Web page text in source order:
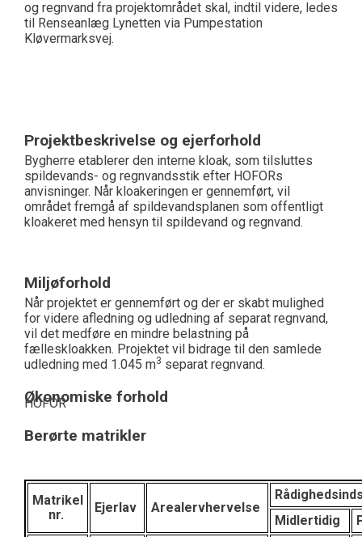
og regnvand fra projektområdet skal, indtil videre, ledes
til Renseanlæg Lynetten via Pumpestation
Kløvermarksvej.
Projektbeskrivelse og ejerforhold
Bygherre etablerer den interne kloak, som tilsluttes
spildevands- og regnvandsstik efter HOFORs
anvisninger. Når kloakeringen er gennemført, vil
området fremgå af spildevandsplanen som offentligt
kloakeret med hensyn til spildevand og regnvand.
Miljøforhold
Når projektet er gennemført og der er skabt mulighed
for videre afledning og udledning af separat regnvand,
vil det medføre en mindre belastning på
fælleskloakken. Projektet vil bidrage til den samlede
udledning med 1.045 m3 separat regnvand.
Økonomiske forhold
HOFOR
Berørte matrikler
Matrikel
nr.
Ejerlav Arealervhervelse
Midlertidig